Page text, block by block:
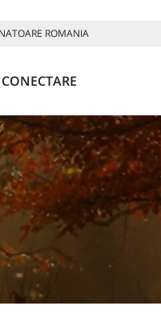
ROMANIA